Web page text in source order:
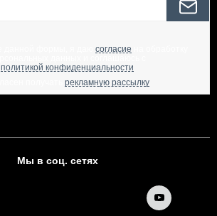
согласие
политикой конфиденциальности
рекламную рассылку
Мы в соц. сетях